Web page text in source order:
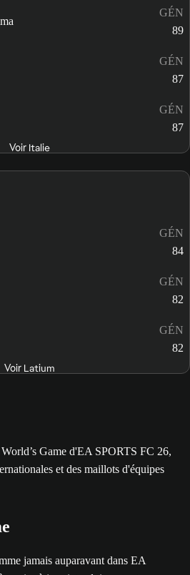
GÉN
89
GÉN
87
GÉN
87
Voir Italie
GÉN
84
GÉN
82
GÉN
82
Voir Latium
jamais auparavant dans EA